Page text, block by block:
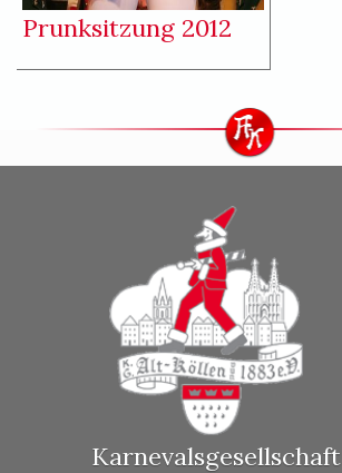
Prunksitzung 2012
Karnevalsgesellschaft